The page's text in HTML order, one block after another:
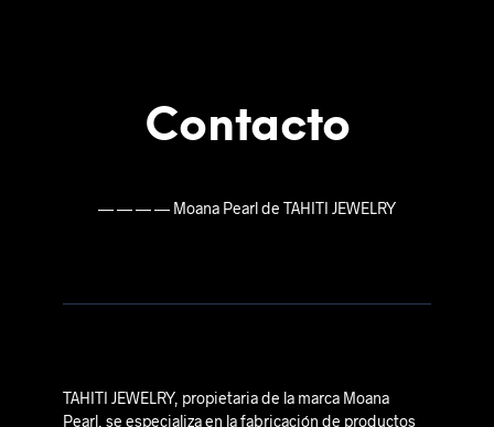
Contacto
— — — — Moana Pearl de TAHITI JEWELRY
TAHITI JEWELRY, propietaria de la marca Moana
Pearl, se especializa en la fabricación de productos